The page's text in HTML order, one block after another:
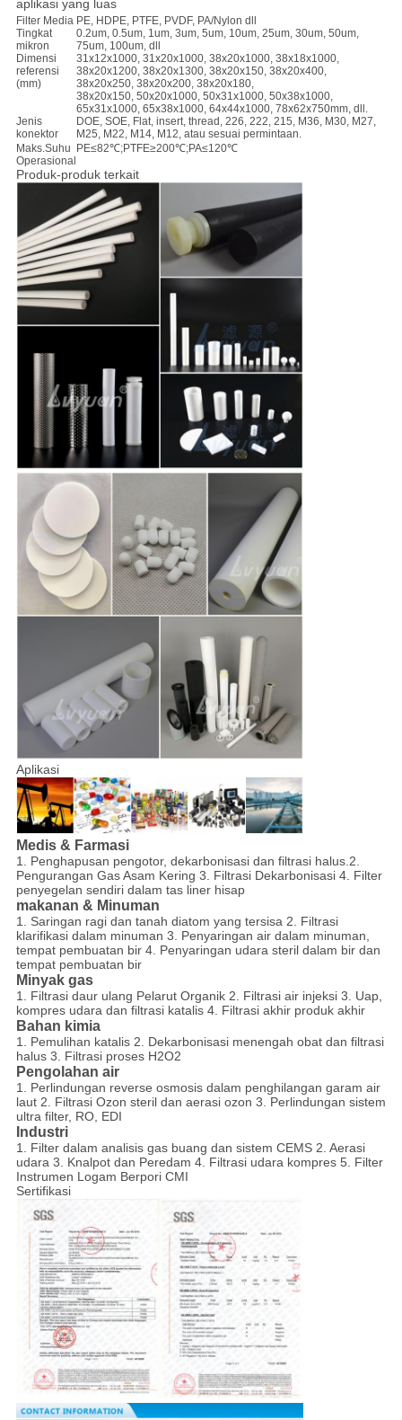
aplikasi yang luas
Filter Media PE, HDPE, PTFE, PVDF, PA/Nylon dll
Tingkat
mikron
0.2um, 0.5um, 1um, 3um, 5um, 10um, 25um, 30um, 50um,
75um, 100um, dll
Dimensi
referensi
(mm)
31x12x1000, 31x20x1000, 38x20x1000, 38x18x1000,
38x20x1200, 38x20x1300, 38x20x150, 38x20x400,
38x20x250, 38x20x200, 38x20x180,
38x20x150, 50x20x1000, 50x31x1000, 50x38x1000,
65x31x1000, 65x38x1000, 64x44x1000, 78x62x750mm, dll.
Jenis
konektor
DOE, SOE, Flat, insert, thread, 226, 222, 215, M36, M30, M27,
M25, M22, M14, M12, atau sesuai permintaan.
Maks.Suhu
Operasional
PE≤82℃;PTFE≥200℃;PA≤120℃
Produk-produk terkait
Aplikasi
Medis & Farmasi
1. Penghapusan pengotor, dekarbonisasi dan filtrasi halus.2.
Pengurangan Gas Asam Kering 3. Filtrasi Dekarbonisasi 4. Filter
penyegelan sendiri dalam tas liner hisap
makanan & Minuman
1. Saringan ragi dan tanah diatom yang tersisa 2. Filtrasi
klarifikasi dalam minuman 3. Penyaringan air dalam minuman,
tempat pembuatan bir 4. Penyaringan udara steril dalam bir dan
tempat pembuatan bir
Minyak gas
1. Filtrasi daur ulang Pelarut Organik 2. Filtrasi air injeksi 3. Uap,
kompres udara dan filtrasi katalis 4. Filtrasi akhir produk akhir
Bahan kimia
1. Pemulihan katalis 2. Dekarbonisasi menengah obat dan filtrasi
halus 3. Filtrasi proses H2O2
Pengolahan air
1. Perlindungan reverse osmosis dalam penghilangan garam air
laut 2. Filtrasi Ozon steril dan aerasi ozon 3. Perlindungan sistem
ultra filter, RO, EDI
Industri
1. Filter dalam analisis gas buang dan sistem CEMS 2. Aerasi
udara 3. Knalpot dan Peredam 4. Filtrasi udara kompres 5. Filter
Instrumen Logam Berpori CMI
Sertifikasi